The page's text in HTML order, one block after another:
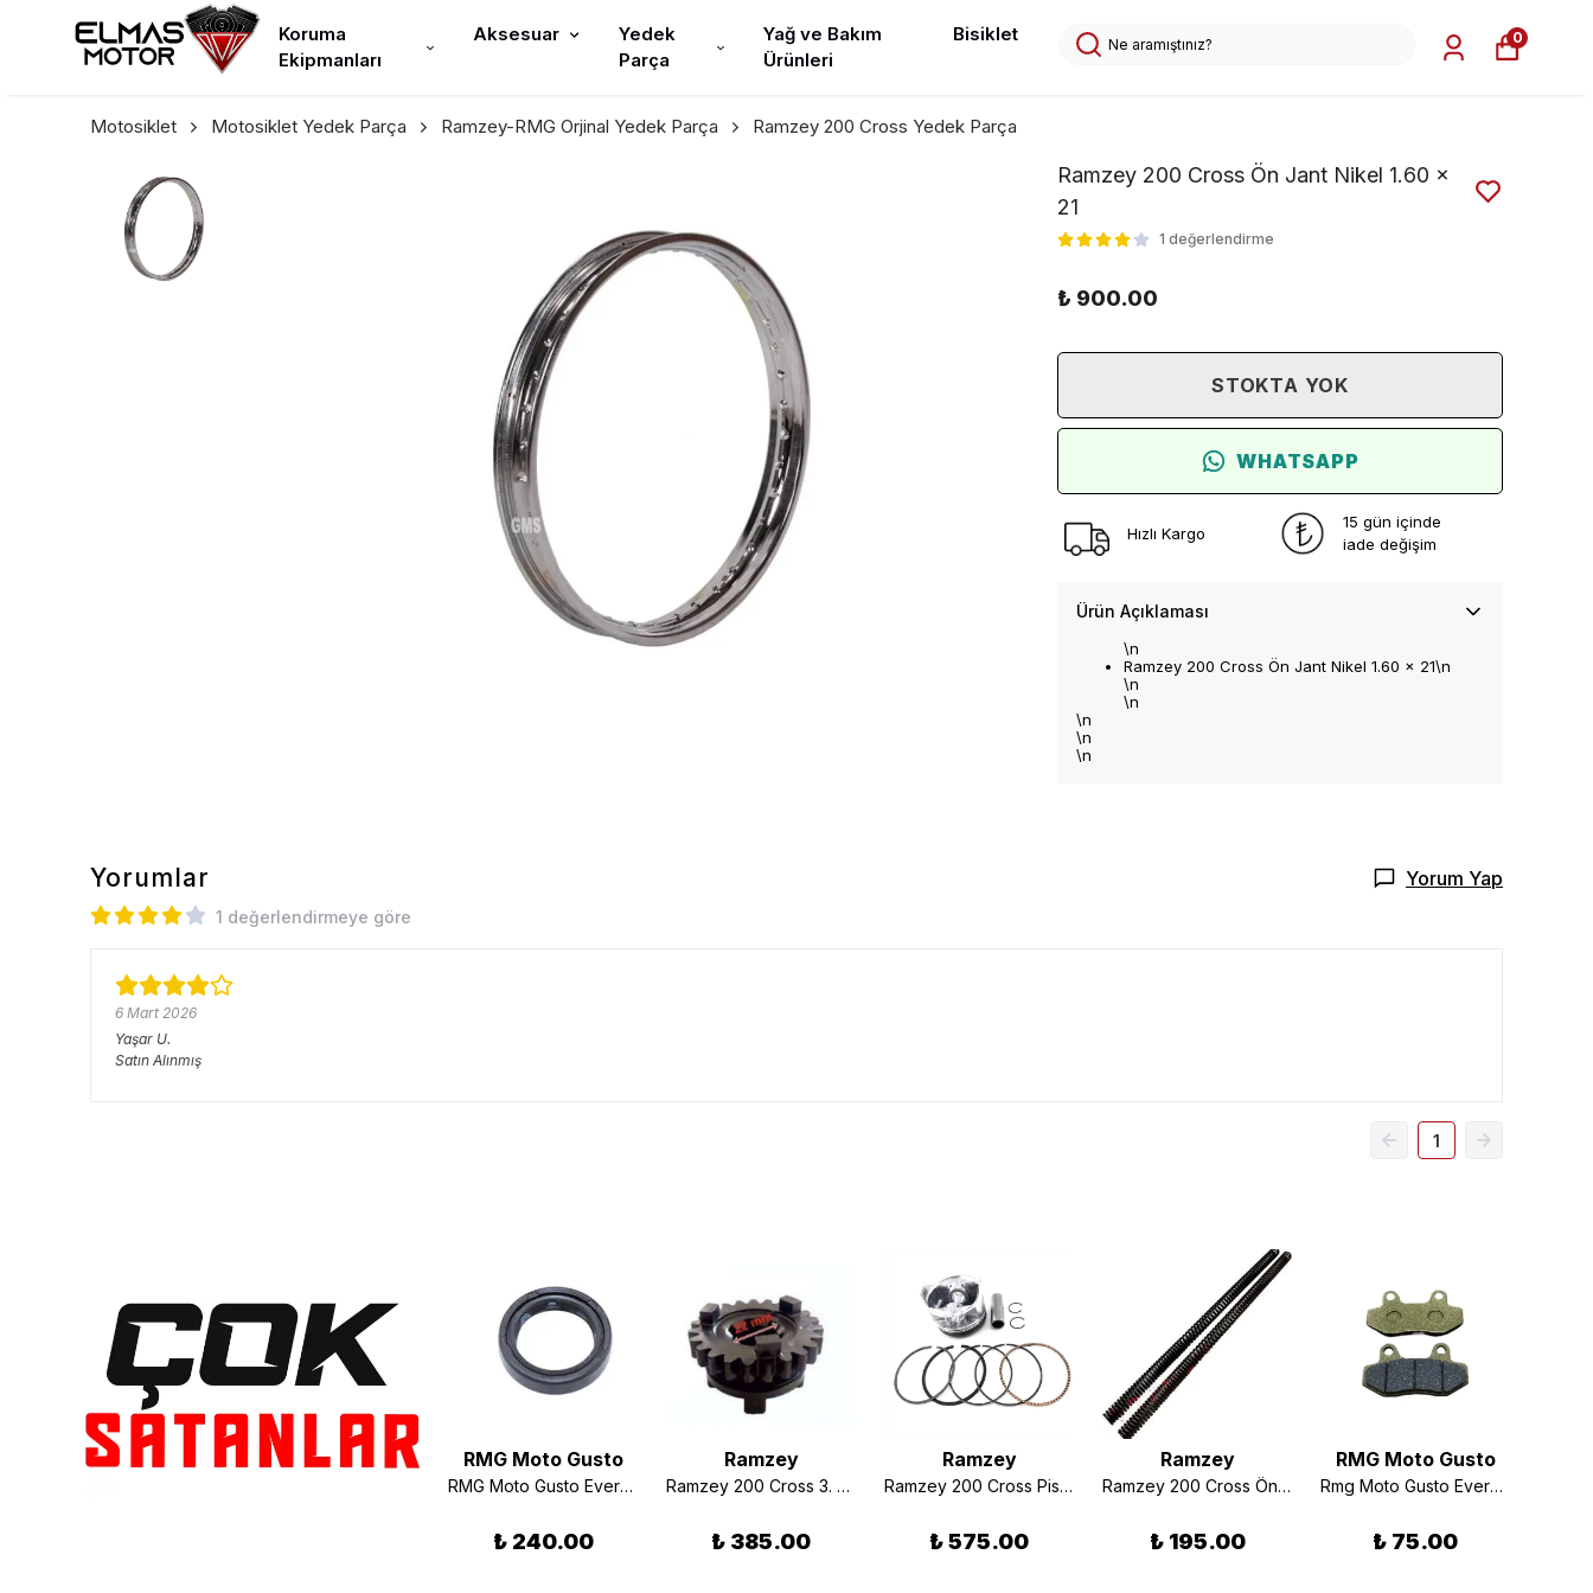
Koruma
Ekipmanları
Aksesuar
Yedek
Parça
Yağ ve Bakım
Ürünleri
Bisiklet 0
Motosiklet Motosiklet Yedek Parça Ramzey-RMG Orjinal Yedek Parça Ramzey 200 Cross Yedek Parça
Ramzey 200 Cross Ön Jant Nikel 1.60 x
21
1 değerlendirme
₺ 900.00
STOKTA YOK
WHATSAPP
Hızlı Kargo
15 gün içinde
iade değişim
Ürün Açıklaması
\n
Ramzey 200 Cross Ön Jant Nikel 1.60 x 21\n
\n
\n
\n
\n
\n
Yorumlar Yorum Yap
1 değerlendirmeye göre
6 Mart 2026
Yaşar U.
Satın Alınmış
1
Ramzey Ramzey RMG Moto Gusto
RMG Moto Gusto Everest 200 Ön Amortisör Keçesi 41*54*11
₺ 240.00
Ramzey
Ramzey 200 Cross 3. Vites Dişli Karşılığı
₺ 385.00
Ramzey
Ramzey 200 Cross Piston Segman Takım 0.75
₺ 575.00
Ramzey
Ramzey 200 Cross Ön Amortisör Yayı Orjinal
₺ 195.00
RMG Moto Gusto
Rmg Moto Gusto Everest 200 Ön Fren Balatası
₺ 75.00